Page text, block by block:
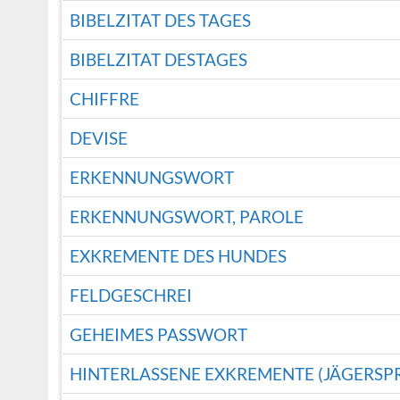
BIBELZITAT DES TAGES
BIBELZITAT DESTAGES
CHIFFRE
DEVISE
ERKENNUNGSWORT
ERKENNUNGSWORT, PAROLE
EXKREMENTE DES HUNDES
FELDGESCHREI
GEHEIMES PASSWORT
HINTERLASSENE EXKREMENTE